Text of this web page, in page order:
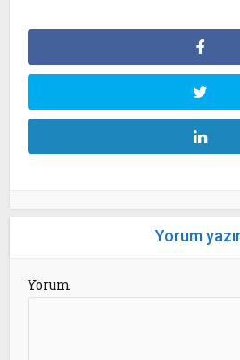
Yorum
Yorum